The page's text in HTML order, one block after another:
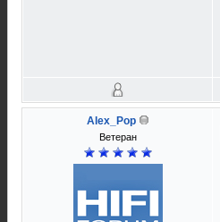
Alex_Pop
Ветеран